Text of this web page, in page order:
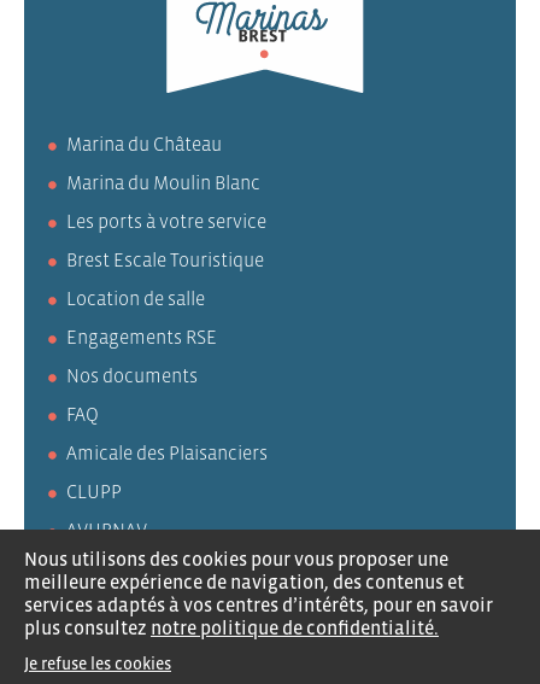
Marina du Château
Marina du Moulin Blanc
Les ports à votre service
Brest Escale Touristique
Location de salle
Engagements RSE
Nos documents
FAQ
Amicale des Plaisanciers
CLUPP
AVURNAV
Contactez-nous
Nous utilisons des cookies pour vous proposer une
meilleure expérience de navigation, des contenus et
services adaptés à vos centres d’intérêts, pour en savoir
plus consultez notre politique de confidentialité.
Je refuse les cookies